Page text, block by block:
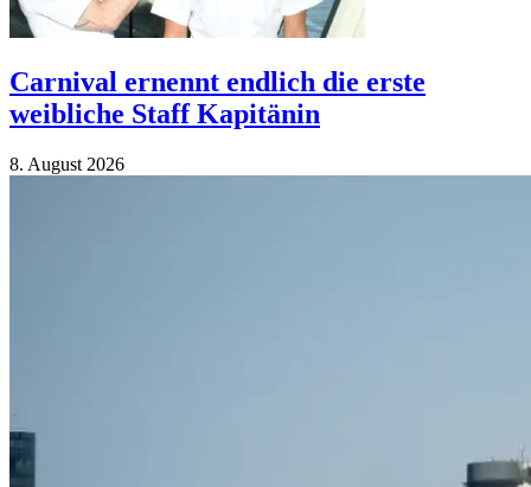
Carnival ernennt endlich die erste
weibliche Staff Kapitänin
8. August 2026